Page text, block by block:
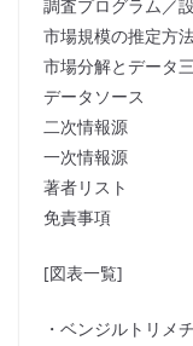
調査プログラム／
市場規模の推定方
市場分解とデータ
データソース
二次情報源
一次情報源
著者リスト
免責事項
[図表一覧]
・ベンジルトリメ